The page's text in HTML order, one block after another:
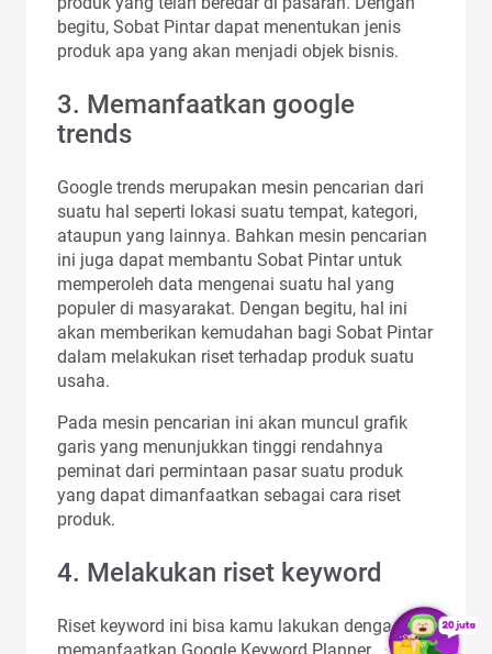
begitu, Sobat Pintar dapat menentukan jenis
produk apa yang akan menjadi objek bisnis.
3. Memanfaatkan google
trends
Google trends merupakan mesin pencarian dari
suatu hal seperti lokasi suatu tempat, kategori,
ataupun yang lainnya. Bahkan mesin pencarian
ini juga dapat membantu Sobat Pintar untuk
memperoleh data mengenai suatu hal yang
populer di masyarakat. Dengan begitu, hal ini
akan memberikan kemudahan bagi Sobat Pintar
dalam melakukan riset terhadap produk suatu
usaha.
Pada mesin pencarian ini akan muncul grafik
garis yang menunjukkan tinggi rendahnya
peminat dari permintaan pasar suatu produk
yang dapat dimanfaatkan sebagai cara riset
produk.
4. Melakukan riset keyword
Riset keyword ini bisa kamu lakukan dengan